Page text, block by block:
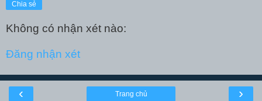
Chia sẻ
Không có nhận xét nào:
Đăng nhận xét
‹ ›
Trang chủ